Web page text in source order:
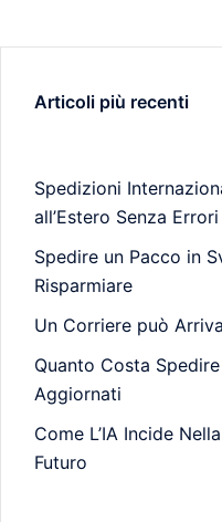
Articoli più recenti
Spedizioni
all’Estero Senza Errori
Spedire un Pacco in
Risparmiare
Un Corriere può
Quanto Costa
Aggiornati
Come L’IA Incide
Futuro